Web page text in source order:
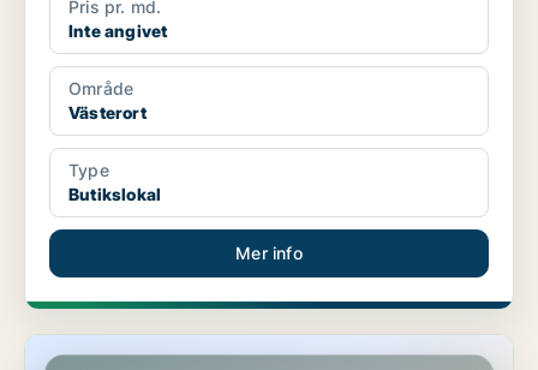
Pris pr. md.
Inte angivet
Område
Västerort
Type
Butikslokal
Mer info
Butikslokal i Söderort